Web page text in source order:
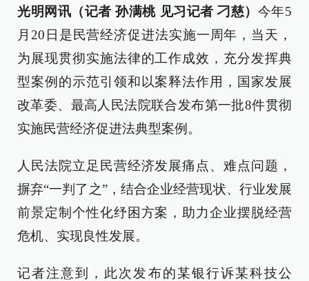
光明网讯（记者 孙满桃 见习记者 刁慈） 今年5
月20日是民营经济促进法实施一周年，当天，
为展现贯彻实施法律的工作成效，充分发挥典
型案例的示范引领和以案释法作用，国家发展
改革委、最高人民法院联合发布第一批8件贯彻
实施民营经济促进法典型案例。
人民法院立足民营经济发展痛点、难点问题，
摒弃“一判了之”，结合企业经营现状、行业发展
前景定制个性化纾困方案，助力企业摆脱经营
危机、实现良性发展。
记者注意到，此次发布的某银行诉某科技公